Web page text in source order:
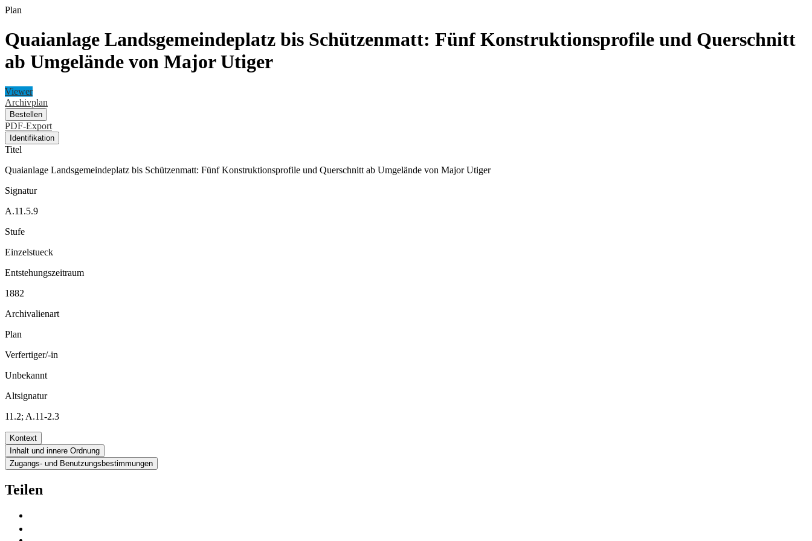
Plan
Quaianlage Landsgemeindeplatz bis Schützenmatt: Fünf Konstruktionsprofile und Querschnitt
ab Umgelände von Major Utiger
Viewer
Archivplan
Bestellen
PDF-Export
Identifikation
Titel
Quaianlage Landsgemeindeplatz bis Schützenmatt: Fünf Konstruktionsprofile und Querschnitt ab Umgelände von Major Utiger
Signatur
A.11.5.9
Stufe
Einzelstueck
Entstehungszeitraum
1882
Archivalienart
Plan
Verfertiger/-in
Unbekannt
Altsignatur
11.2; A.11-2.3
Kontext
Inhalt und innere Ordnung
Zugangs- und Benutzungsbestimmungen
Teilen